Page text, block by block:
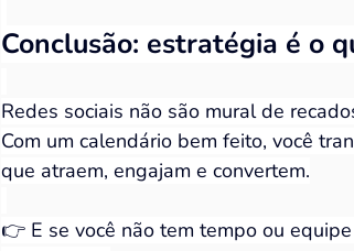
Conclusão: estratégia é o
Redes sociais não são mural de
Com um calendário bem feito, você
que atraem, engajam e convertem.
👉 E se você não tem tempo ou